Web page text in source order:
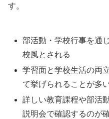
す。
部活動・学校行事を通
校風とされる
学習面と学校生活の両
て挙げられることが多
詳しい教育課程や部活
説明会で確認するのが